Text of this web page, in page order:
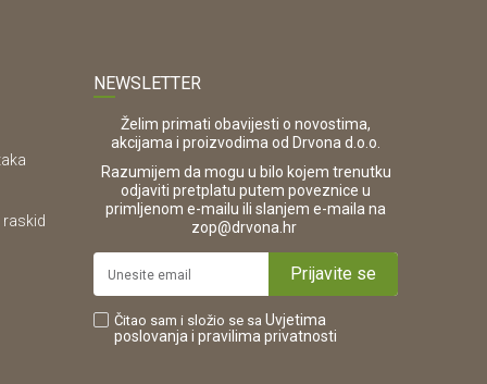
raskid
NEWSLETTER
Želim primati obavijesti o novostima,
akcijama i proizvodima od Drvona d.o.o.
Razumijem da mogu u bilo kojem trenutku
odjaviti pretplatu putem poveznice u
primljenom e-mailu ili slanjem e-maila na
zop@drvona.hr.
Prijavite se
Čitao sam i složio se sa Uvjetima
poslovanja i pravilima privatnosti